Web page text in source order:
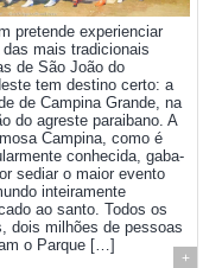
pretende experienciar
das mais tradicionais
de São João do
tem destino certo: a
de Campina Grande, na
do agreste paraibano. A
Campina, como é
conhecida, gaba-
sediar o maior evento
inteiramente
ao santo. Todos os
dois milhões de pessoas
o Parque […]
+